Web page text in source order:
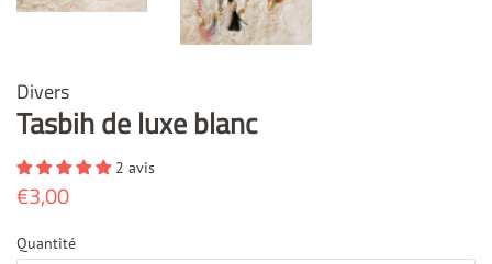
Divers
Tasbih de luxe blanc
2 avis
Prix
€3,00
Quantité